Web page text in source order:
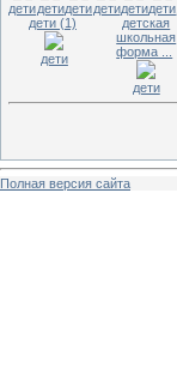
детидетидетидетидетидети
дети (1)
дети
детская
школьная
форма ...
дети
Полная версия сайта